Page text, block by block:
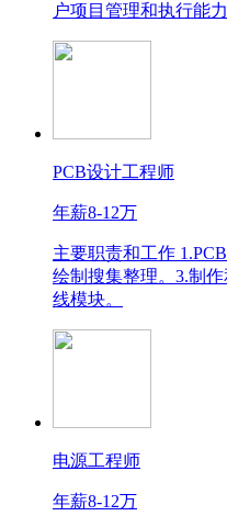
户项目管理和执行能力
PCB设计工程师
年薪8-12万
主要职责和工作
绘制搜集整理。3.制
线模块。
电源工程师
年薪8-12万